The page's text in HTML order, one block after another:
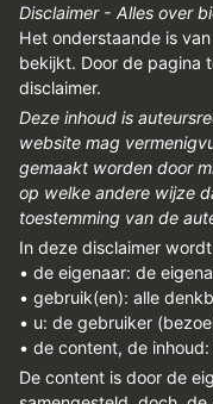
Disclaimer - Alles over
Het onderstaande is
bekijkt. Door de pagina
disclaimer.
Deze inhoud is
website mag
gemaakt worden door
op welke andere wijze
toestemming van de
In deze disclaimer
• de eigenaar: de
• gebruik(en): alle
• u: de gebruiker
• de content, de
De content is door de